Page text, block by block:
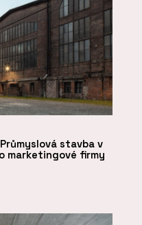
stavba v
marketingové firmy